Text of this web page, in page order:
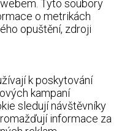
Tyto soubory
o metrikách
opuštění, zdroji
k poskytování
kampaní
sledují návštěvníky
informace za